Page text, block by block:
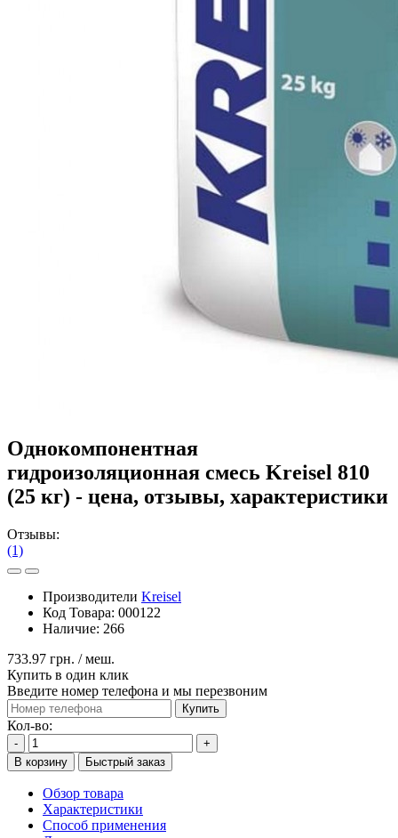
Однокомпонентная
гидроизоляционная смесь Kreisel 810
(25 кг) - цена, отзывы, характеристики
Отзывы:
(1)
Производители Kreisel
Код Товара: 000122
Наличие: 266
733.97 грн. / меш.
Купить в один клик
Введите номер телефона и мы перезвоним
Купить
Кол-во:
-
+
В корзину
Быстрый заказ
Обзор товара
Характеристики
Способ применения